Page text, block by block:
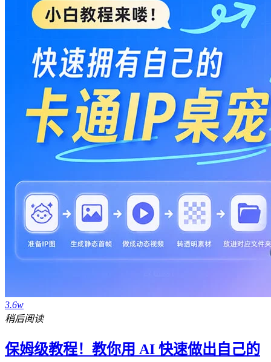
3.6w
稍后阅读
保姆级教程！教你用 AI 快速做出自己的